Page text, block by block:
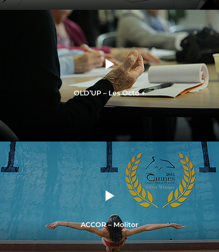
OLD’UP – Les Octo +
ACCOR – Molitor